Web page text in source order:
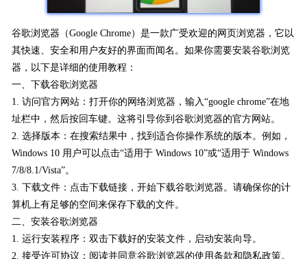
谷歌浏览器（Google Chrome）是一款广受欢迎的网页浏览器，它以
其快速、安全和用户友好的界面而闻名。如果你需要安装谷歌浏览
器，以下是详细的使用教程：
一、下载谷歌浏览器
1. 访问官方网站：打开你的网络浏览器，输入“google chrome”在地
址栏中，然后按回车键。这将引导你到谷歌浏览器的官方网站。
2. 选择版本：在搜索结果中，找到适合你操作系统的版本。例如，
Windows 10 用户可以点击“适用于 Windows 10”或“适用于 Windows
7/8/8.1/Vista”。
3. 下载文件：点击下载链接，开始下载谷歌浏览器。请确保你的计
算机上有足够的空间来保存下载的文件。
二、安装谷歌浏览器
1. 运行安装程序：双击下载好的安装文件，启动安装向导。
2. 接受许可协议：阅读并同意谷歌浏览器的使用条款和隐私政策。